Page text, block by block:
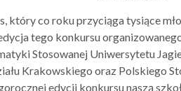
który co roku przyciąga tysiące
tego konkursu
Stosowanej Uniwersytetu
Krakowskiego oraz Polskiego
edycji konkursu naszą